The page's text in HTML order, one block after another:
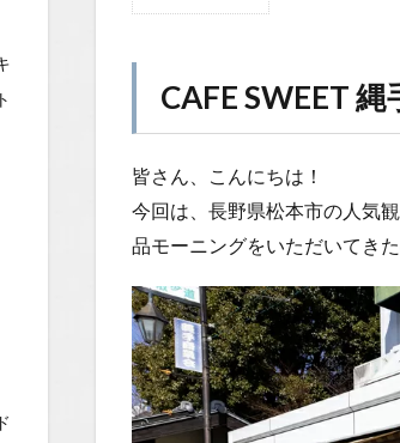
縄手本
店
CAFE
SWEET
店と
1.0.2
こだわ
りの自
家製パ
ン
CAFE SWEET
皆さん、こんにちは！
今回は、長野県松本市の人気
品モーニングをいただいてき